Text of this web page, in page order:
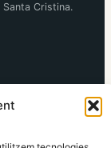
Santa Cristina.